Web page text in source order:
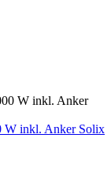
W inkl. Anker Solix